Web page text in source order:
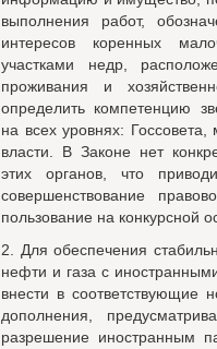
выполнения работ,
интересов коренных
участками недр,
проживания и
определить компетенцию
на всех уровнях:
власти. В Законе нет
этих органов, что
совершенствование
пользование на конкурсной
2. Для обеспечения
нефти и газа с
внести в соответствующие
дополнения,
разрешение иностранным